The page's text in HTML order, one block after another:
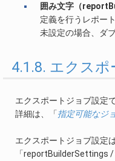
囲み文字（
定義を行うレポー
未設定の場合、ダ
4.1.8. エクス
エクスポートジョブ設定
詳細は、「指定可能なジ
エクスポートジョブ設
「reportBuilderSettings